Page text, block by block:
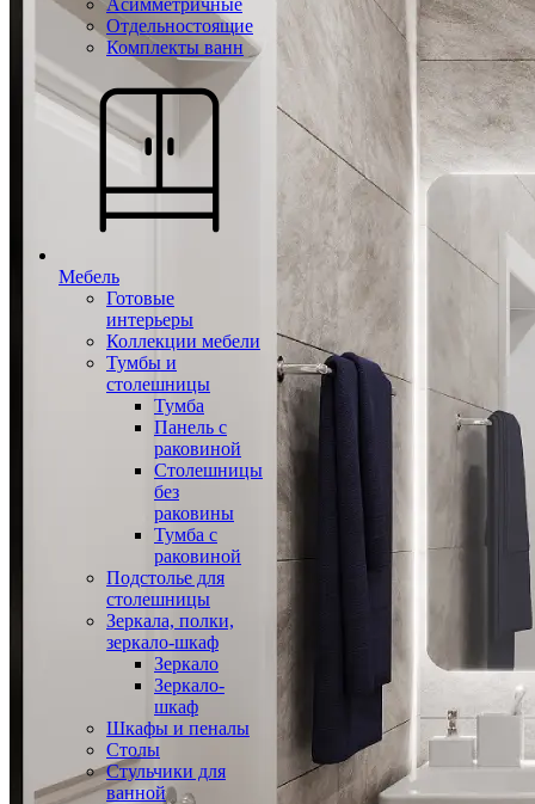
Асимметричные
Отдельностоящие
Комплекты ванн
Мебель
Готовые
интерьеры
Коллекции мебели
Тумбы и
столешницы
Тумба
Панель с
раковиной
Столешницы
без
раковины
Тумба с
раковиной
Подстолье для
столешницы
Зеркала, полки,
зеркало-шкаф
Зеркало
Зеркало-
шкаф
Шкафы и пеналы
Столы
Стульчики для
ванной